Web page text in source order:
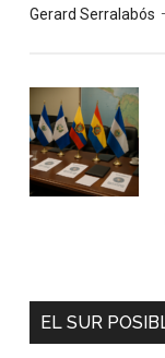
Gerard Serralabós
EL SUR